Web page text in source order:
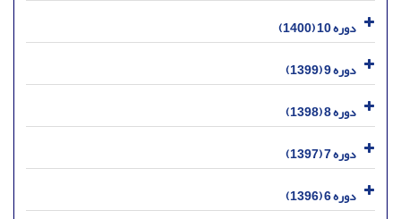
دوره 10 (1400)
دوره 9 (1399)
دوره 8 (1398)
دوره 7 (1397)
دوره 6 (1396)